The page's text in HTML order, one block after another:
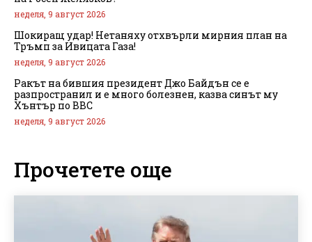
неделя, 9 август 2026
Шокиращ удар! Нетаняху отхвърли мирния план на
Тръмп за Ивицата Газа!
неделя, 9 август 2026
Ракът на бившия президент Джо Байдън се е
разпространил и е много болезнен, казва синът му
Хънтър по BBC
неделя, 9 август 2026
Прочетете още